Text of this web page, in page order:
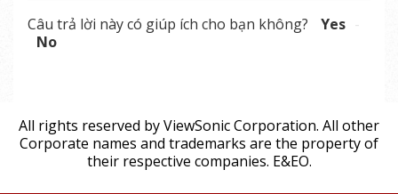
Câu trả lời này có giúp ích cho bạn không?
Yes
No
All rights reserved by ViewSonic Corporation. All other
Corporate names and trademarks are the property of
their respective companies. E&EO.